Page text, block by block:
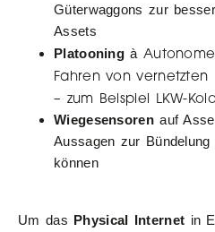
Güterwaggons zur
Assets
Platooning à
Fahren von
– zum Beispiel LKW-
Wiegesensorenauf
Aussagen zur
können
Um das Physical Internet in